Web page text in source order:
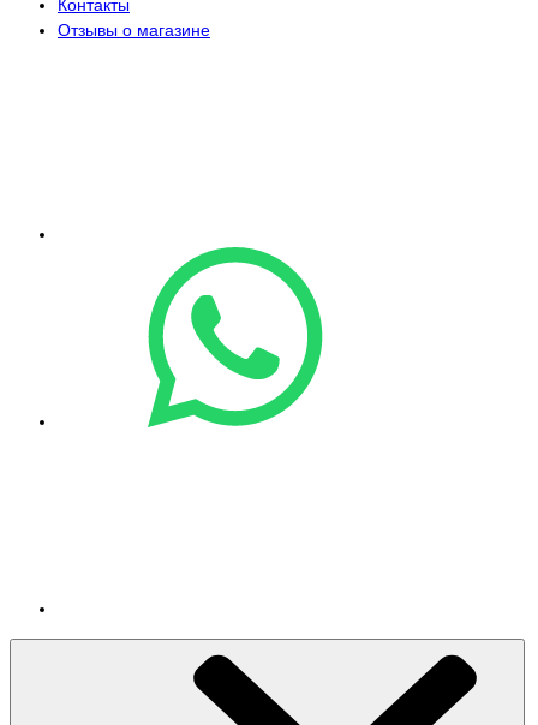
Контакты
Отзывы о магазине